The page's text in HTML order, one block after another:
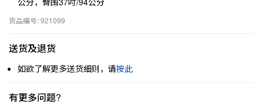
货品编号: 921099
送货及退货
如欲了解更多送货细则，请按此
有更多问题?